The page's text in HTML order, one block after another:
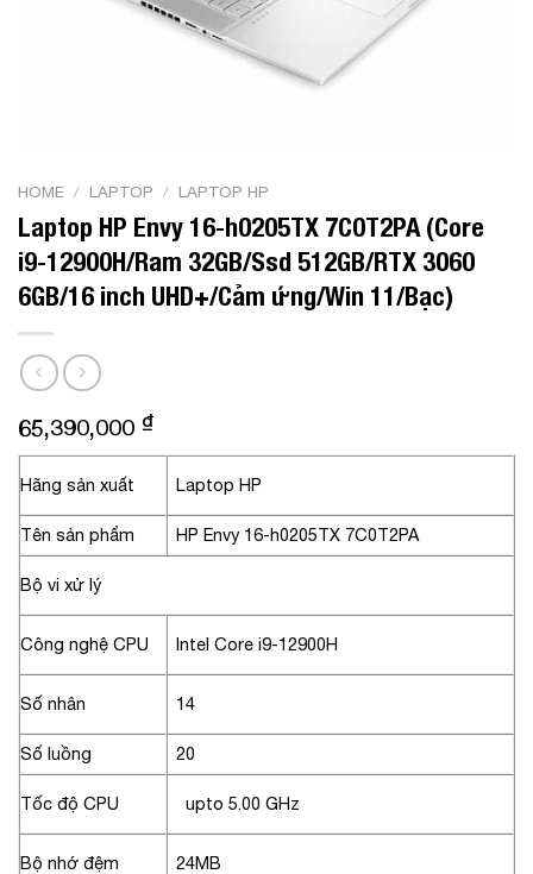
HOME / LAPTOP / LAPTOP HP
Laptop HP Envy 16-h0205TX 7C0T2PA (Core
i9-12900H/Ram 32GB/Ssd 512GB/RTX 3060
6GB/16 inch UHD+/Cảm ứng/Win 11/Bạc)
65,390,000 ₫
Hãng sản xuất Laptop HP
Tên sản phẩm HP Envy 16-h0205TX 7C0T2PA
Bộ vi xử lý
Công nghệ CPU Intel Core i9-12900H
Số nhân 14
Số luồng 20
Tốc độ CPU upto 5.00 GHz
Bộ nhớ đệm 24MB